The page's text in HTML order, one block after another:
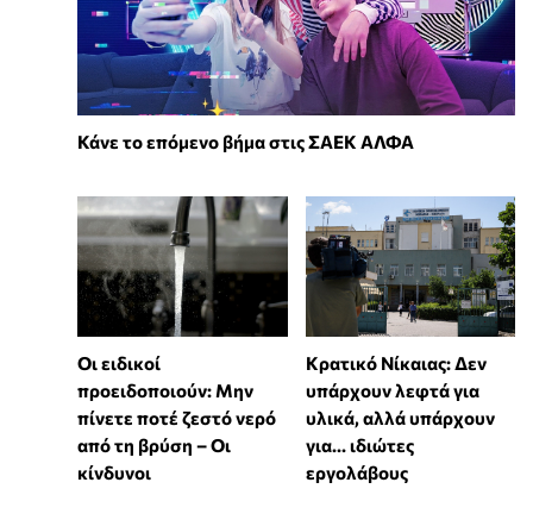
Κάνε το επόμενο βήμα στις ΣΑΕΚ ΑΛΦΑ
Οι ειδικοί
προειδοποιούν: Μην
πίνετε ποτέ ζεστό νερό
από τη βρύση – Οι
κίνδυνοι
Κρατικό Νίκαιας: Δεν
υπάρχουν λεφτά για
υλικά, αλλά υπάρχουν
για... ιδιώτες
εργολάβους